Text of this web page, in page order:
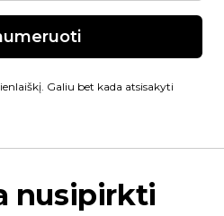
Galiu bet kada atsisakyti
nusipirkti